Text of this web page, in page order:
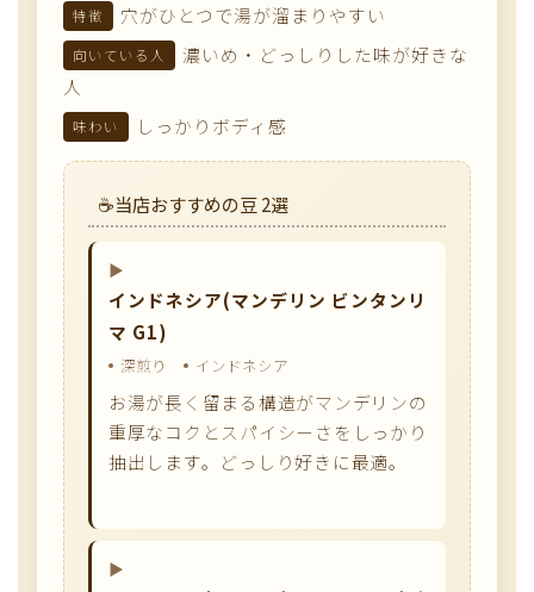
特徴 穴がひとつで湯が溜まりやすい
向いている人
濃いめ・どっしりした味が好きな
人
味わい しっかりボディ感
当店おすすめの豆 2選
インドネシア(マンデリン ビンタンリ
マ G1)
深煎り インドネシア
お湯が長く留まる構造がマンデリンの
重厚なコクとスパイシーさをしっかり
抽出します。どっしり好きに最適。